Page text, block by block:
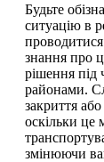
Будьте
ситуацію в
проводитися
знання про
рішення під
районами.
закриття
оскільки це
змінюючи